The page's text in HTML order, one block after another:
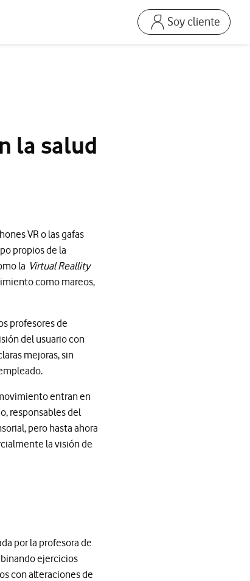
Soy cliente
Ir a la pagina
la salud
VR o las gafas
propios de la
la Virtual Reallity
como mareos,
profesores de
del usuario con
mejoras, sin
entran en
responsables del
pero hasta ahora
la visión de
por la profesora de
ejercicios
con alteraciones de